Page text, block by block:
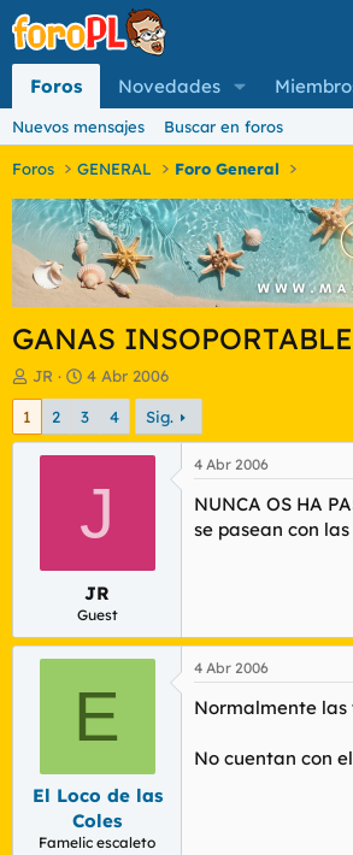
Foros Novedades
Nuevos mensajes Buscar en foros
Foros GENERAL Foro General
GANAS
I
n
c
d
t
e
JR
F
e
c
h
a
i
i
c
i
o
4 Abr 2006
1 2 3 4 Sig.
J
JR
Guest
4 Abr 2006
NUNCA OS HA
se pasean con
E
El Loco de las
Coles
Famelic escaleto
4 Abr 2006
Normalmente las
No cuentan con